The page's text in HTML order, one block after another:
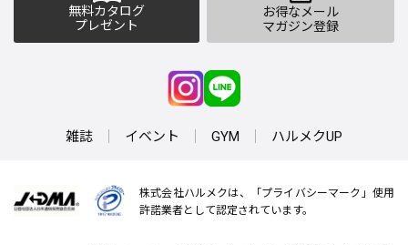
無料カタログ
プレゼント
お得なメール
マガジン登録
雑誌 イベント GYM ハルメクUP
株式会社ハルメクは、「プライバシーマーク」使用
許諾業者として認定されています。